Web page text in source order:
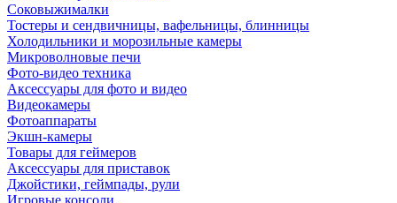
Соковыжималки
Тостеры и сендвичницы, вафельницы, блинницы
Холодильники и морозильные камеры
Микроволновые печи
Фото-видео техника
Аксессуары для фото и видео
Видеокамеры
Фотоаппараты
Экшн-камеры
Товары для геймеров
Аксессуары для приставок
Джойстики, геймпады, рули
Игровые консоли